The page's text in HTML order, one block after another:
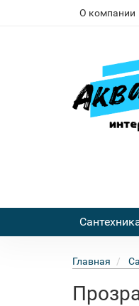
О компании
Главная